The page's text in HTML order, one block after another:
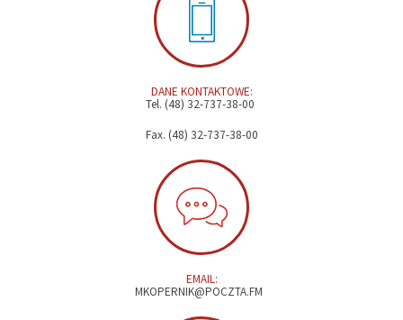
DANE KONTAKTOWE:
Tel. (48) 32-737-38-00
Fax. (48) 32-737-38-00
EMAIL:
MKOPERNIK@POCZTA.FM